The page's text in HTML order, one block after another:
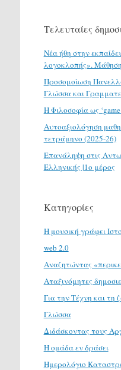
Τελευταίες
Νέα ήθη στην
λογοκλοπής».
Προσομοίωση
Γλώσσα και
H Φιλοσοφία ως
Αυτοαξιολόγηση
τετράμηνο (2025-26)
Επανάληψη στις
Ελληνικής |1ο μέρος
Κατηγορίες
H μουσική γράφει
web 2.0
Αναζητώντας
Αταξινόμητες
Για την Τέχνη και τη
Γλώσσα
Διδάσκοντας τους
Η ομάδα εν δράσει
Ημερολόγιο